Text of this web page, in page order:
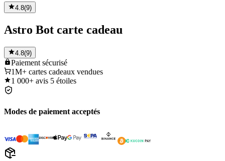
4.8(9)
Astro Bot carte cadeau
4.8(9)
Paiement sécurisé
1M+ cartes cadeaux vendues
1 000+ avis 5 étoiles
Modes de paiement acceptés